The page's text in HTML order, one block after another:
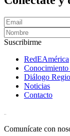
Suscribirme
RedEAmérica
Diálogo
Noticias
Contacto
Comunícate con